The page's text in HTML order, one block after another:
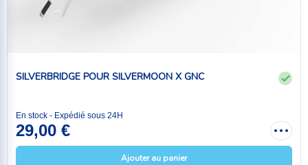
SILVERBRIDGE POUR SILVERMOON X GNC
En stock - Expédié sous 24H
29,00 €
Ajouter au panier